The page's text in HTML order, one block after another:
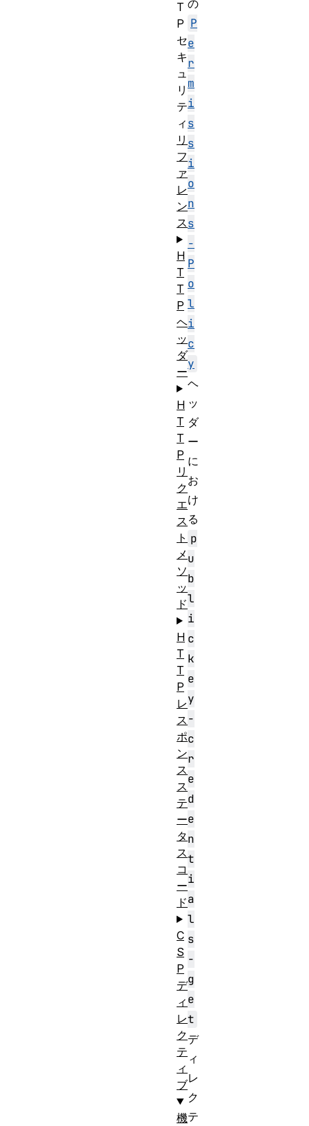
の
P
e
r
m
i
s
s
i
o
n
s
-
P
o
l
i
c
y
ヘ
ッ
ダ
ー
に
お
け
る
p
u
b
l
i
c
k
e
y
-
c
r
e
d
e
n
t
i
a
l
s
-
g
e
t
デ
ィ
レ
ク
テ
T
P
セ
キ
ュ
リ
テ
ィ
リ
フ
ァ
レ
ン
ス
H
T
T
P
ヘ
ッ
ダ
ー
H
T
T
P
リ
ク
エ
ス
ト
メ
ソ
ッ
ド
H
T
T
P
レ
ス
ポ
ン
ス
ス
テ
ー
タ
ス
コ
ー
ド
C
S
P
デ
ィ
レ
ク
テ
ィ
ブ
機